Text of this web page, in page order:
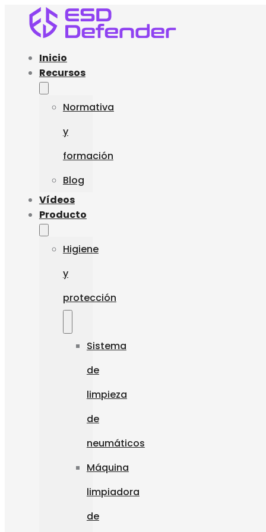
Inicio
Recursos
Normativa
y
formación
Blog
Vídeos
Producto
Higiene
y
protección
Sistema
de
limpieza
de
neumáticos
Máquina
limpiadora
de